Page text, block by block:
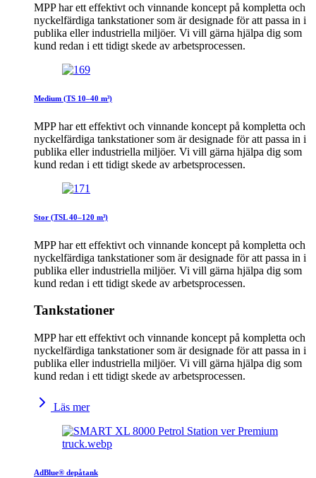
MPP har ett effektivt och vinnande koncept på kompletta och
nyckelfärdiga tankstationer som är designade för att passa in i
publika eller industriella miljöer. Vi vill gärna hjälpa dig som
kund redan i ett tidigt skede av arbetsprocessen.
Medium (TS 10–40 m³)
MPP har ett effektivt och vinnande koncept på kompletta och
nyckelfärdiga tankstationer som är designade för att passa in i
publika eller industriella miljöer. Vi vill gärna hjälpa dig som
kund redan i ett tidigt skede av arbetsprocessen.
Stor (TSL 40–120 m³)
MPP har ett effektivt och vinnande koncept på kompletta och
nyckelfärdiga tankstationer som är designade för att passa in i
publika eller industriella miljöer. Vi vill gärna hjälpa dig som
kund redan i ett tidigt skede av arbetsprocessen.
Tankstationer
MPP har ett effektivt och vinnande koncept på kompletta och
nyckelfärdiga tankstationer som är designade för att passa in i
publika eller industriella miljöer. Vi vill gärna hjälpa dig som
kund redan i ett tidigt skede av arbetsprocessen.
Läs mer
AdBlue® depåtank